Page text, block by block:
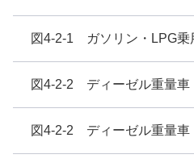
図4-2-1 ガソリン・LPG乗
図4-2-2 ディーゼル重量車
図4-2-2 ディーゼル重量車